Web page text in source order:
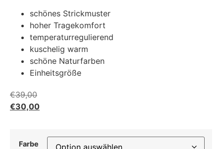
schönes Strickmuster
hoher Tragekomfort
temperaturregulierend
kuschelig warm
schöne Naturfarben
Einheitsgröße
€39,00
€30,00
Farbe